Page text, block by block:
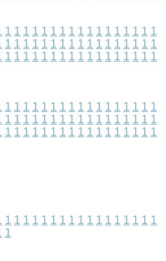
1 1 1 1 1 1 1 1 1 1 1 1 1 1 1 1 1
1 1 1 1 1 1 1 1 1 1 1 1 1 1 1 1 1
1 1 1 1 1 1 1 1 1 1 1 1 1 1 1 1 1
1 1 1 1 1 1 1 1 1 1 1 1 1 1 1 1 1
1 1 1 1 1 1 1 1 1 1 1 1 1 1 1 1 1
1 1 1 1 1 1 1 1 1 1 1 1 1 1 1 1 1
1 1 1 1 1 1 1 1 1 1 1 1 1 1 1 1 1
1